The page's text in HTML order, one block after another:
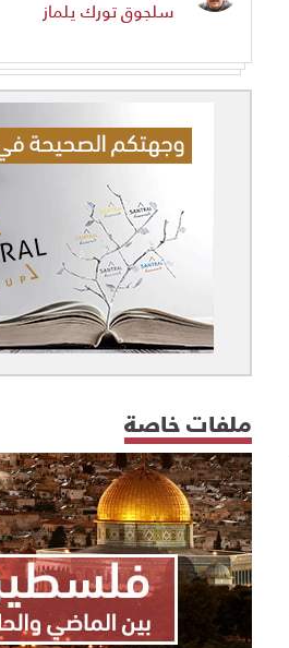
سلجوق تورك يلماز
ملفات خاصة